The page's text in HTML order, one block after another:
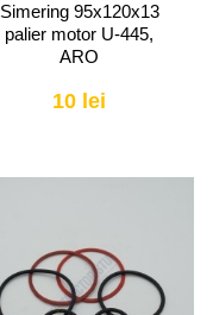
Simering 95x120x13
palier motor U-445,
ARO
10 lei